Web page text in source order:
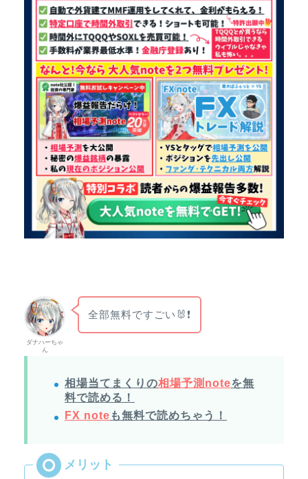
ダナハーちゃ
ん
全部無料ですごい🐰❗
相場当てまくりの相場予測noteを無
料で読める！
FX note も無料で読めちゃう！